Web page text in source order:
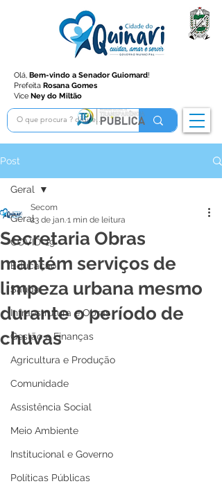
Olá, Bem-vindo a Senador Guiomard!
Prefeita Rosana Gomes
Vice Ney do Miltão
Post
Geral
COVID-19
Educação
Saúde
Infraestrutura e Obras
Gestão e Finanças
Agricultura e Produção
Comunidade
Assistência Social
Meio Ambiente
Institucional e Governo
Políticas Públicas
Geral
Secretaria Obras
mantém serviços de
limpeza urbana mesmo
durante o período de
chuvas
Secom
23 de jan.1 min de leitura